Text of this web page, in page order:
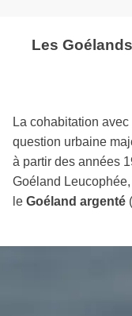
Les
La cohabitation avec
question urbaine
à partir des années
Goéland
le Goéland argenté